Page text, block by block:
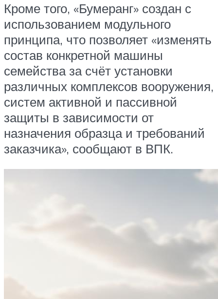
Кроме того, «Бумеранг» создан с
использованием модульного
принципа, что позволяет «изменять
состав конкретной машины
семейства за счёт установки
различных комплексов вооружения,
систем активной и пассивной
защиты в зависимости от
назначения образца и требований
заказчика», сообщают в ВПК.